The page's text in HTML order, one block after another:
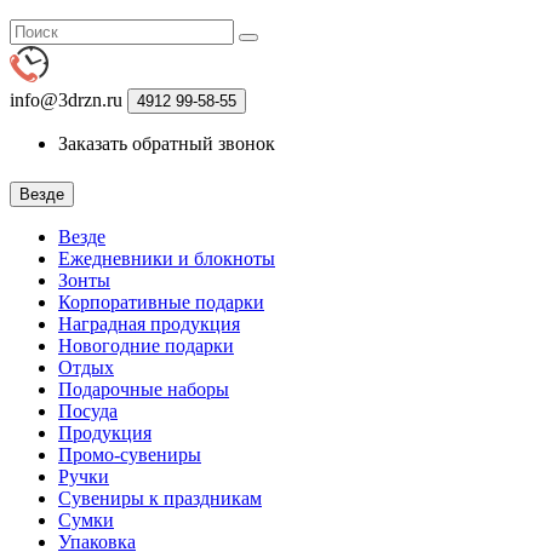
info@3drzn.ru 4912 99-58-55
Заказать обратный звонок
Везде
Везде
Ежедневники и блокноты
Зонты
Корпоративные подарки
Наградная продукция
Новогодние подарки
Отдых
Подарочные наборы
Посуда
Продукция
Промо-сувениры
Ручки
Сувениры к праздникам
Сумки
Упаковка